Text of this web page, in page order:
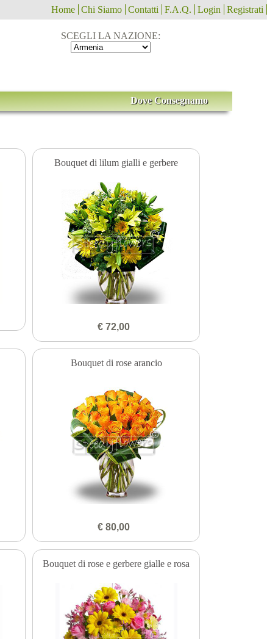
Home Chi Siamo Contatti F.A.Q. Login Registrati
SCEGLI LA NAZIONE:
Dove Consegnamo
Bouquet di lilum gialli e gerbere
€ 72,00
Bouquet di rose arancio
€ 80,00
Bouquet di rose e gerbere gialle e rosa